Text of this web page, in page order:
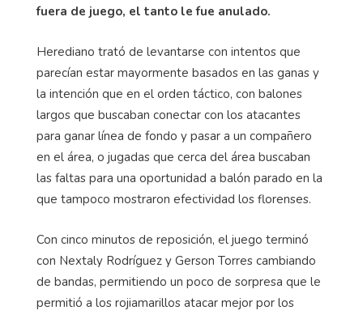
fuera de juego, el tanto le fue anulado.
Herediano trató de levantarse con intentos que
parecían estar mayormente basados en las ganas y
la intención que en el orden táctico, con balones
largos que buscaban conectar con los atacantes
para ganar línea de fondo y pasar a un compañero
en el área, o jugadas que cerca del área buscaban
las faltas para una oportunidad a balón parado en la
que tampoco mostraron efectividad los florenses.
Con cinco minutos de reposición, el juego terminó
con Nextaly Rodríguez y Gerson Torres cambiando
de bandas, permitiendo un poco de sorpresa que le
permitió a los rojiamarillos atacar mejor por los